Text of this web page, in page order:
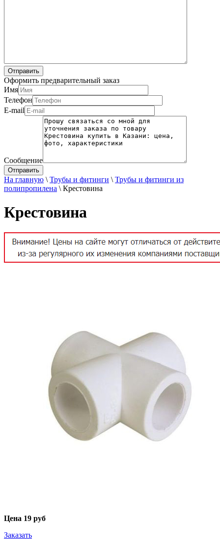
Оформить предварительный заказ
Имя
Телефон
E-mail
Сообщение
На главную \ Трубы и фитинги \ Трубы и фитинги из
полипропилена \ Крестовина
Крестовина
Цена 19 руб
Заказать